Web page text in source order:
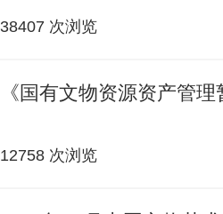
38407 次浏览
《国有文物资源资产管理
12758 次浏览